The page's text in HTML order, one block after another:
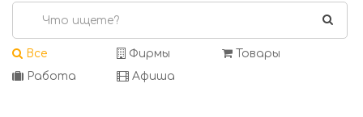
Все Фирмы
Товары
Работа
Афиша